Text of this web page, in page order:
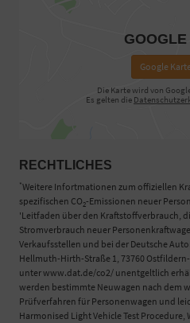
Google
Die Karte wird von
Es gelten die
RECHTLICHES
*Weitere Infortmationen zum offiziellen
spezifischen CO2-Emissionen neuer
'Leitfaden über den Kraftstoffverbrauch,
Stromverbrauch neuer
Verkaufsstellen und bei der Deutsche
Hellmuth-Hirth-Straße 1, 73760
unter www.dat.de/co2/ unentgeltlich
werden bestimmte Neuwagen nach dem
Prüfverfahren für Personenwagen und
Harmonised Light Vehicle Test Procedure,